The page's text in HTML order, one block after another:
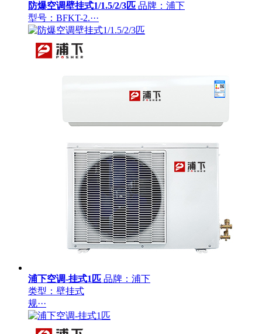
防爆空调壁挂式1/1.5/2/3匹 品牌：浦下
型号：BFKT-2.···
浦下空调-挂式1匹 品牌：浦下
类型：壁挂式
规···